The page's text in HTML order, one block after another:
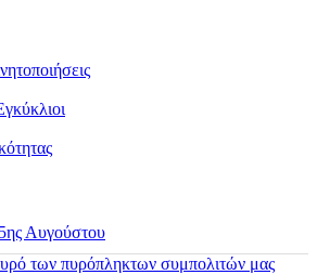
Αυγούστου
των πυρόπληκτων συμπολιτών μας